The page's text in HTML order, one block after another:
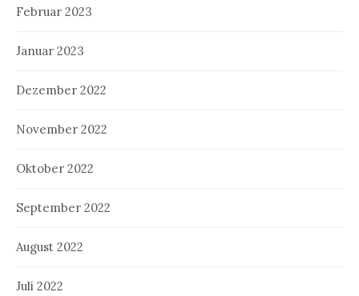
Februar 2023
Januar 2023
Dezember 2022
November 2022
Oktober 2022
September 2022
August 2022
Juli 2022